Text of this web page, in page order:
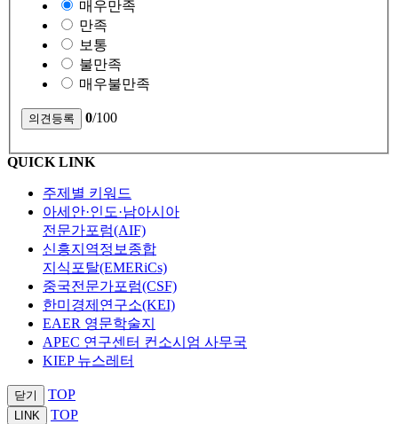
매우만족
만족
보통
불만족
매우불만족
0/100
QUICK LINK
주제별 키워드
아세안·인도·남아시아
전문가포럼(AIF)
신흥지역정보종합
지식포탈(EMERiCs)
중국전문가포럼(CSF)
한미경제연구소(KEI)
EAER 영문학술지
APEC 연구센터 컨소시엄 사무국
KIEP 뉴스레터
닫기 TOP
LINK TOP